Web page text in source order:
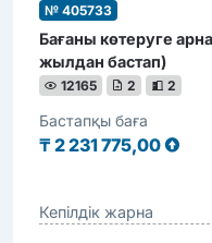
№ 405733
Бағаны көтеруге
жылдан бастап)
12165 2 2
Бастапқы баға
₸ 2 231 775,00
Кепілдік жарна